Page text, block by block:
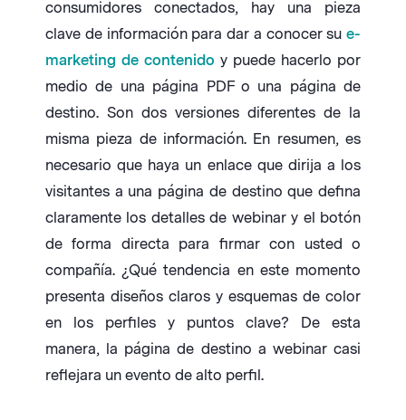
consumidores conectados, hay una pieza
clave de información para dar a conocer su e-
marketing de contenido y puede hacerlo por
medio de una página PDF o una página de
destino. Son dos versiones diferentes de la
misma pieza de información. En resumen, es
necesario que haya un enlace que dirija a los
visitantes a una página de destino que defina
claramente los detalles de webinar y el botón
de forma directa para firmar con usted o
compañía. ¿Qué tendencia en este momento
presenta diseños claros y esquemas de color
en los perfiles y puntos clave? De esta
manera, la página de destino a webinar casi
reflejara un evento de alto perfil.